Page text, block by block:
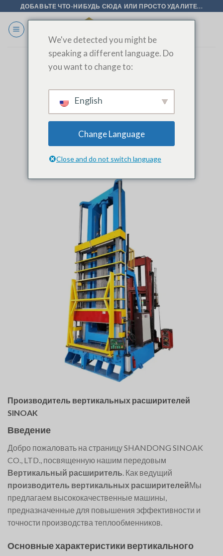
Перейти
содержанию
ДОБАВЬТЕ ЧТО-НИБУДЬ СЮДА ИЛИ ПРОСТО УДАЛИТЕ...
МЕТКА АРХИВА:#INDUSTRIAL HEAT
БЛОГ
Производитель вертикальных
расширителей
Производитель вертикальных расширителей
SINOAK
Введение
Добро пожаловать на страницу SHANDONG SINOAK
CO., LTD., посвященную нашим передовым
Вертикальный расширитель . Как ведущий
производитель вертикальных расширителейМы
предлагаем высококачественные машины,
предназначенные для повышения эффективности и
точности производства теплообменников.
Основные характеристики вертикального
We've detected you might be
speaking a different language. Do
you want to change to:
English
Change Language
Close and do not switch language